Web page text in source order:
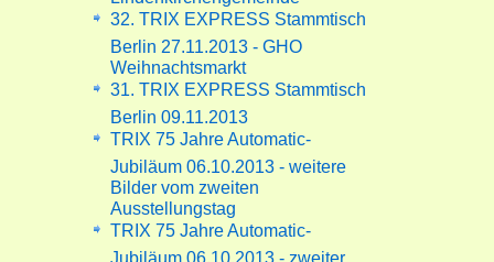
32. TRIX EXPRESS Stammtisch
Berlin 27.11.2013 - GHO
Weihnachtsmarkt
31. TRIX EXPRESS Stammtisch
Berlin 09.11.2013
TRIX 75 Jahre Automatic-
Jubiläum 06.10.2013 - weitere
Bilder vom zweiten
Ausstellungstag
TRIX 75 Jahre Automatic-
Jubiläum 06.10.2013 - zweiter